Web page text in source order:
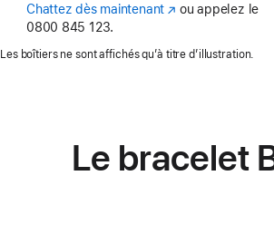
Chattez dès maintenant (s’ouvre
nouvelle
ou appelez le
0800 845 123.
Les boîtiers ne sont affichés qu’à titre d’illustration.
Le bracelet